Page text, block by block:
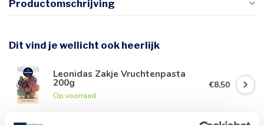
Productomschrijving
Dit vind je wellicht ook heerlijk
Leonidas Zakje Vruchtenpasta
200g
Op voorraad
€8,50